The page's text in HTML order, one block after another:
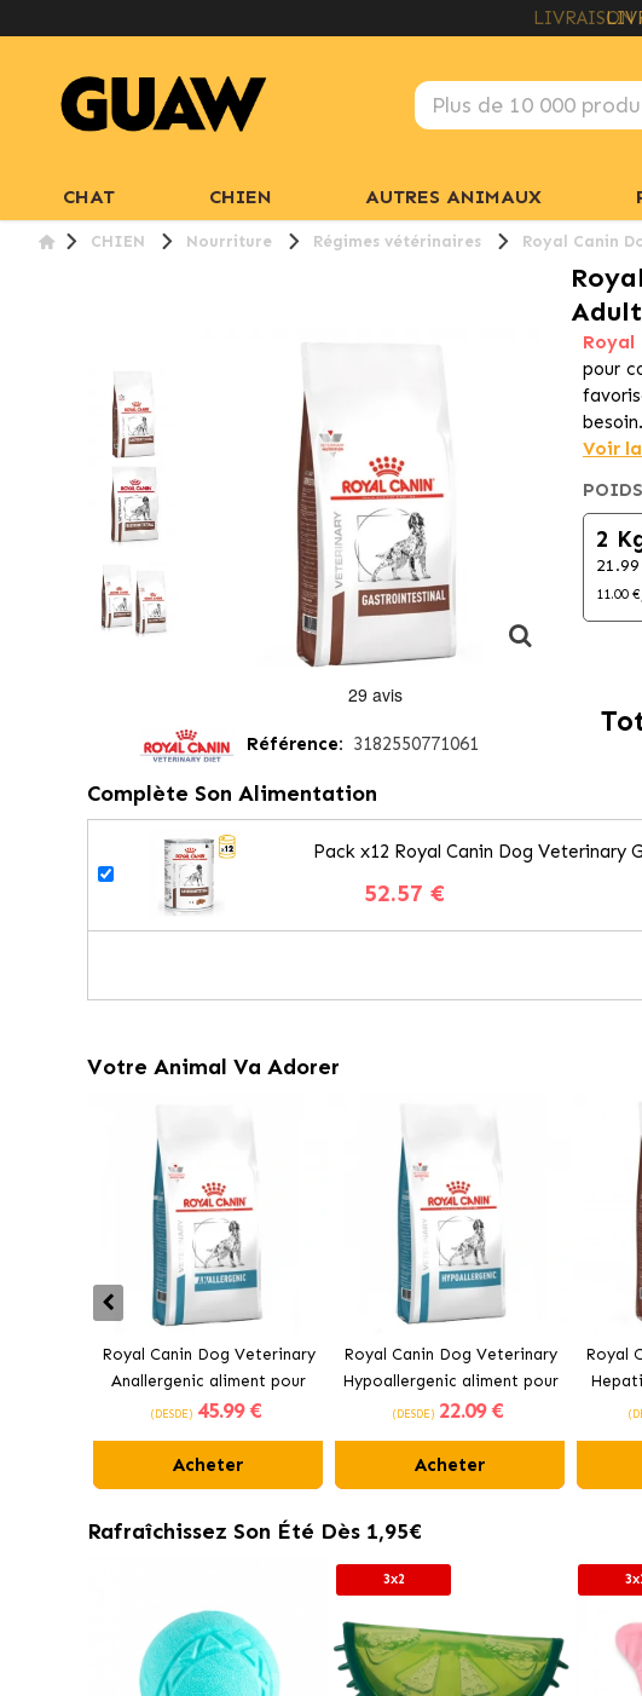
CHAT CHIEN AUTRES ANIMAUX
CHIEN Nourriture Régimes vétérinaires Royal Canin
Référence: 3182550771061
Royal
pour
besoin.
Voir
POIDS
2
11.00
Complète Son Alimentation
Pack x12 Royal Canin Dog Veterinary
52.57 €
Votre Animal Va Adorer
Royal Canin Dog Veterinary
Anallergenic aliment pour
chiens adultes avec sensibilité
(DESDE) 45.99 €
Acheter
Royal Canin Dog Veterinary
Hypoallergenic aliment pour
chiens adultes
(DESDE) 22.09 €
Acheter
Royal
Rafraîchissez Son Été Dès 1,95€
3x2